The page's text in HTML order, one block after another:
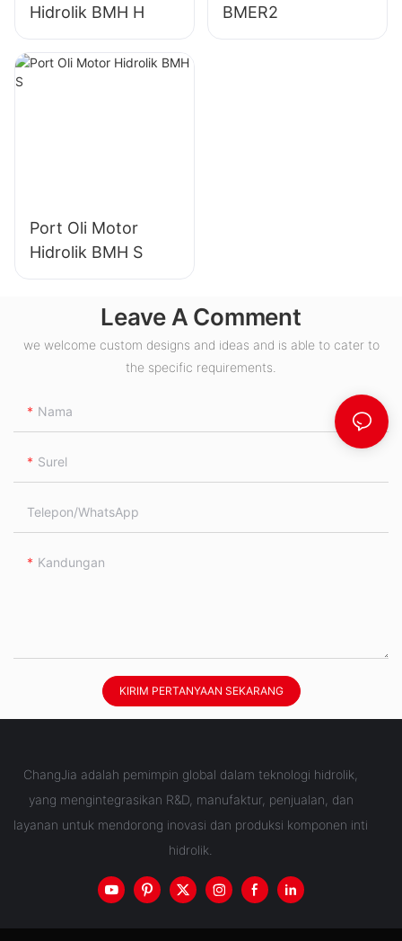
Hidrolik BMH H
BMER2
Port Oli Motor
Hidrolik BMH S
Leave A Comment
we welcome custom designs and ideas and is able to cater to
the specific requirements.
Nama
Surel
Telepon/WhatsApp
Kandungan
KIRIM PERTANYAAN SEKARANG
ChangJia adalah pemimpin global dalam teknologi hidrolik,
yang mengintegrasikan R&D, manufaktur, penjualan, dan
layanan untuk mendorong inovasi dan produksi komponen inti
hidrolik.